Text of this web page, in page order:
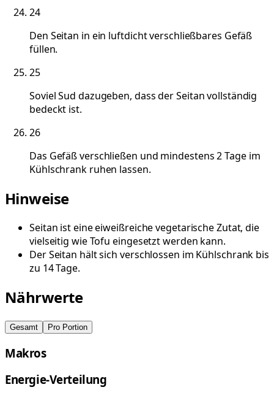
24
Den Seitan in ein luftdicht verschließbares Gefäß
füllen.
25
Soviel Sud dazugeben, dass der Seitan vollständig
bedeckt ist.
26
Das Gefäß verschließen und mindestens 2 Tage im
Kühlschrank ruhen lassen.
Hinweise
Seitan ist eine eiweißreiche vegetarische Zutat, die
vielseitig wie Tofu eingesetzt werden kann.
Der Seitan hält sich verschlossen im Kühlschrank bis
zu 14 Tage.
Nährwerte
Gesamt Pro Portion
Makros
Energie-Verteilung